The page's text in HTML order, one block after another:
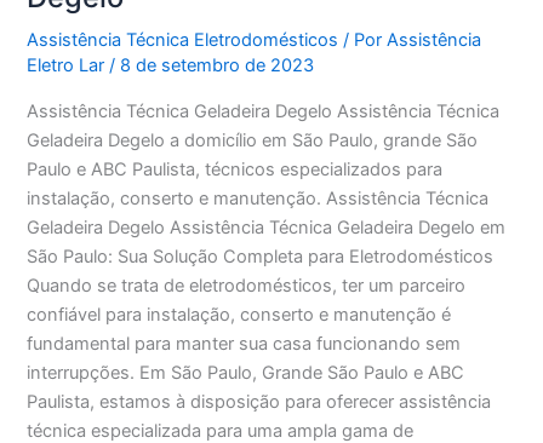
Assistência Técnica Eletrodomésticos / PorAssistência
Eletro Lar/ 8 de setembro de 2023
Assistência Técnica Geladeira Degelo Assistência Técnica
Geladeira Degelo a domicílio em São Paulo, grande São
Paulo e ABC Paulista, técnicos especializados para
instalação, conserto e manutenção. Assistência Técnica
Geladeira Degelo Assistência Técnica Geladeira Degelo em
São Paulo: Sua Solução Completa para Eletrodomésticos
Quando se trata de eletrodomésticos, ter um parceiro
confiável para instalação, conserto e manutenção é
fundamental para manter sua casa funcionando sem
interrupções. Em São Paulo, Grande São Paulo e ABC
Paulista, estamos à disposição para oferecer assistência
técnica especializada para uma ampla gama de